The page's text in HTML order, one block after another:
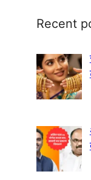
Recent